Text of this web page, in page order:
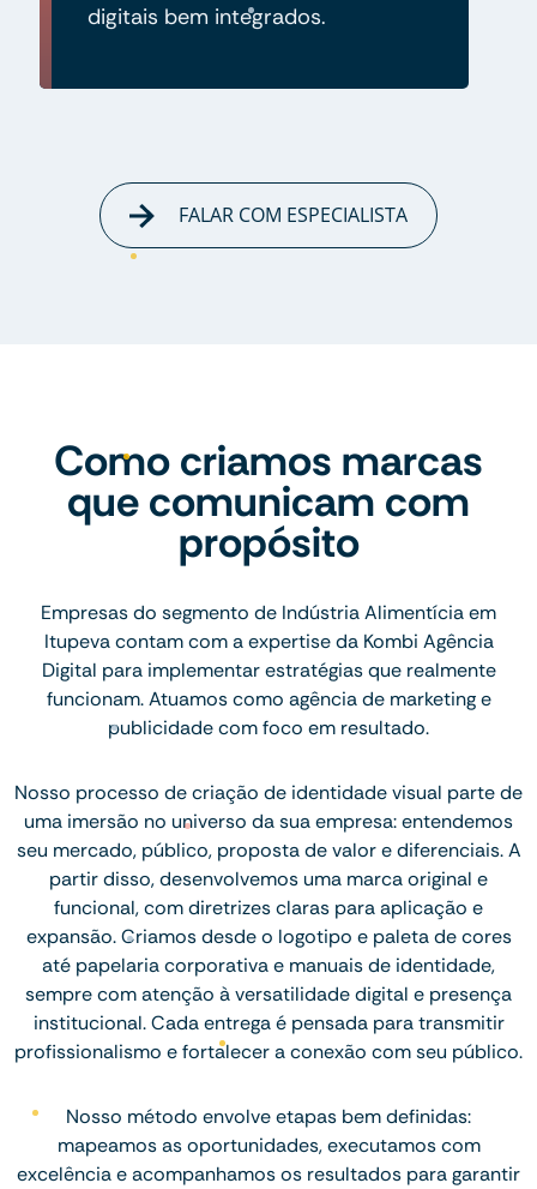
digitais bem integrados.
FALAR COM ESPECIALISTA
Como criamos marcas
que comunicam com
propósito
Empresas do segmento de Indústria Alimentícia em
Itupeva contam com a expertise da Kombi Agência
Digital para implementar estratégias que realmente
funcionam. Atuamos como agência de marketing e
publicidade com foco em resultado.
Nosso processo de criação de identidade visual parte de
uma imersão no universo da sua empresa: entendemos
seu mercado, público, proposta de valor e diferenciais. A
partir disso, desenvolvemos uma marca original e
funcional, com diretrizes claras para aplicação e
expansão. Criamos desde o logotipo e paleta de cores
até papelaria corporativa e manuais de identidade,
sempre com atenção à versatilidade digital e presença
institucional. Cada entrega é pensada para transmitir
profissionalismo e fortalecer a conexão com seu público.
Nosso método envolve etapas bem definidas:
mapeamos as oportunidades, executamos com
excelência e acompanhamos os resultados para garantir